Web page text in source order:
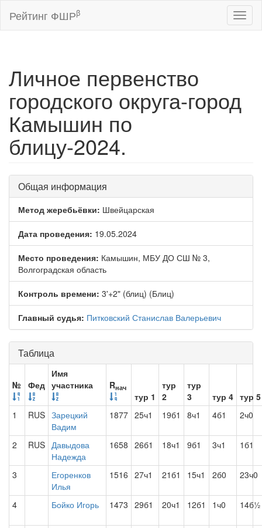
Рейтинг ФШРβ
Личное первенство
городского округа-город
Камышин по
блицу-2024.
Общая информация
Метод жеребьёвки: Швейцарская
Дата проведения: 19.05.2024
Место проведения: Камышин, МБУ ДО СШ № 3,
Волгоградская область
Контроль времени: 3'+2" (блиц) (Блиц)
Главный судья: Питковский Станислав Валерьевич
Таблица
№ Фед
Имя
участника
Rнач
тур 1
тур
2
тур
3
тур 4 тур 5
1
RUS Зарецкий
Вадим
1877 25ч1 19б1 8ч1 4б1 2ч0
2 RUS Давыдова
Надежда
1658 26б1 18ч1 9б1 3ч1 1б1
3
Егоренков
Илья
1516 27ч1 21б1 15ч1 2б0 23ч0
4 Бойко Игорь 1473 29б1 20ч1 12б1 1ч0 14б½